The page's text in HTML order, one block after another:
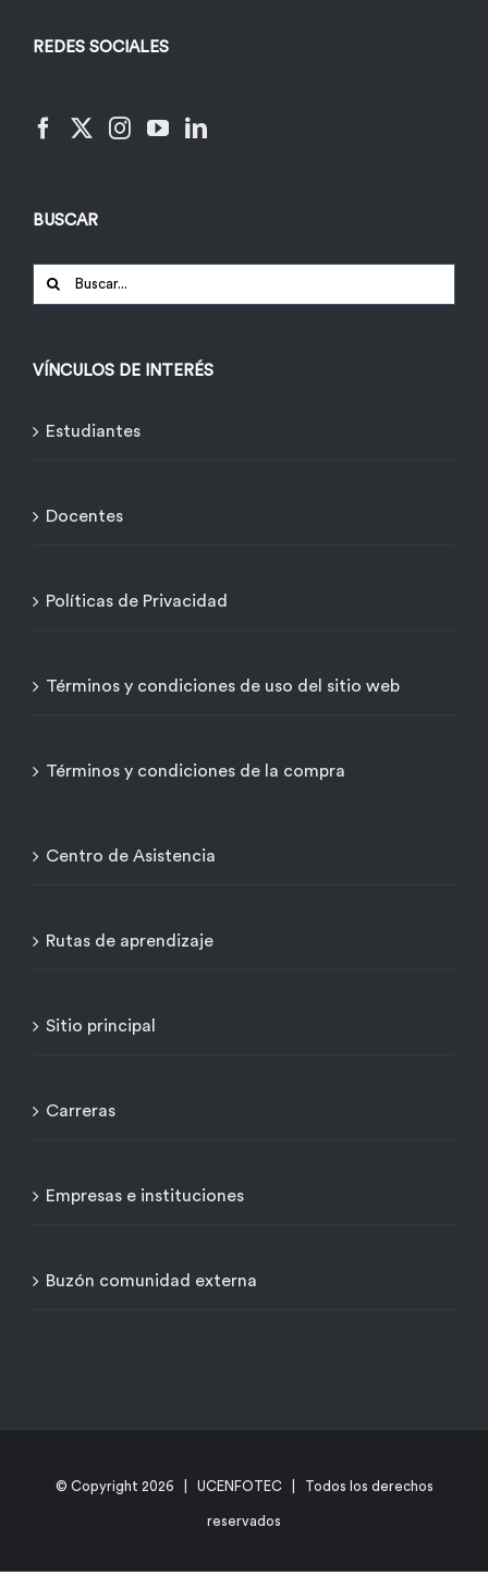
REDES SOCIALES
BUSCAR
Buscar:
VÍNCULOS DE INTERÉS
Estudiantes
Docentes
Políticas de Privacidad
Términos y condiciones de uso del sitio web
Términos y condiciones de la compra
Centro de Asistencia
Rutas de aprendizaje
Sitio principal
Carreras
Empresas e instituciones
Buzón comunidad externa
© Copyright 2026 | UCENFOTEC | Todos los derechos
reservados